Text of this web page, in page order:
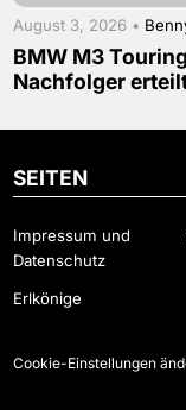
August 3, 2026 •
BMW M3
Nachfolger
SEITEN
Impressum und
Datenschutz
Erlkönige
Cookie-Einstellungen